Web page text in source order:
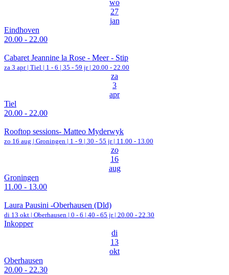
wo
27
jan
Eindhoven
20.00 - 22.00
Cabaret Jeannine la Rose - Meer - Stip
za 3 apr | Tiel | 1 - 6 | 35 - 59 jr | 20.00 - 22.00
za
3
apr
Tiel
20.00 - 22.00
Rooftop sessions- Matteo Myderwyk
zo 16 aug | Groningen | 1 - 9 | 30 - 55 jr | 11.00 - 13.00
zo
16
aug
Groningen
11.00 - 13.00
Laura Pausini -Oberhausen (Dld)
di 13 okt | Oberhausen | 0 - 6 | 40 - 65 jr | 20.00 - 22.30
Inkopper
di
13
okt
Oberhausen
20.00 - 22.30